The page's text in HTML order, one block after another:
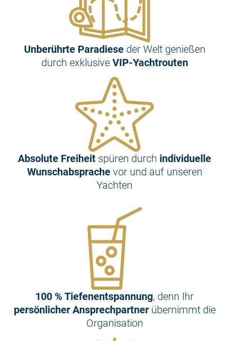
Unberührte Paradieseder Welt genießen
durch exklusive VIP-Yachtrouten
Absolute Freiheit spüren durch individuelle
Wunschabsprachevor und auf unseren
Yachten
100 % Tiefenentspannung, denn Ihr
persönlicher Ansprechpartner übernimmt die
Organisation